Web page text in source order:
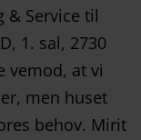
& Service til
1. sal, 2730
vemod, at vi
men huset
behov. Mirit